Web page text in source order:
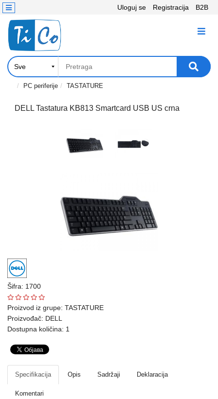
Uloguj se Registracija B2B
KATEGORIJE
Računari,
Komponente
Laptop
tablet
tehnika
Telefoni
oprema
Mrežna
Fotoaparati
Kontakt
PC periferije TASTATURE
DELL Tastatura KB813 Smartcard USB US crna
Šifra: 1700
Proizvod iz grupe: TASTATURE
Proizvođač: DELL
Dostupna količina: 1
Specifikacija Opis Sadržaji Deklaracija
Komentari